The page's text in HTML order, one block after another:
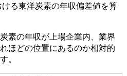
る東洋炭素の年収偏差値を算
素の年収が上場企業内、業界
ほどの位置にあるのか相対的
。